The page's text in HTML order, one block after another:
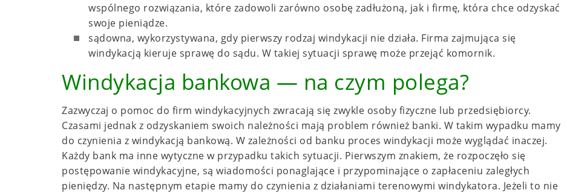
wspólnego rozwiązania, które zadowoli zarówno osobę zadłużoną, jak i firmę, która chce odzyskać
swoje pieniądze.
sądowna, wykorzystywana, gdy pierwszy rodzaj windykacji nie działa. Firma zajmująca się
windykacją kieruje sprawę do sądu. W takiej sytuacji sprawę może przejąć komornik.
Windykacja bankowa — na czym polega?
Zazwyczaj o pomoc do firm windykacyjnych zwracają się zwykle osoby fizyczne lub przedsiębiorcy.
Czasami jednak z odzyskaniem swoich należności mają problem również banki. W takim wypadku mamy
do czynienia z windykacją bankową. W zależności od banku proces windykacji może wyglądać inaczej.
Każdy bank ma inne wytyczne w przypadku takich sytuacji. Pierwszym znakiem, że rozpoczęło się
postępowanie windykacyjne, są wiadomości ponaglające i przypominające o zapłaceniu zaległych
pieniędzy. Na następnym etapie mamy do czynienia z działaniami terenowymi windykatora. Jeżeli to nie